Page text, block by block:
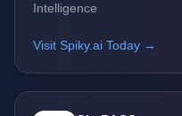
Intelligence
Visit Spiky.ai Today →